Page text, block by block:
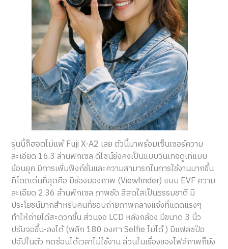
รุ่นนี้ก็ฮอตไม่แพ้ Fuji X-A2 เลย ตัวนี้มาพร้อมเซ็นเซอร์ความ
ละเอียด 16.3 ล้านพิกเซล ดีไซน์ยังคงเป็นแบบวินเทจดูเท่แบบ
ย้อนยุค มีการเพิ่มฟังก์ชั่นและความสามารถในการใช้งานมากขึ้น
ที่โดดเด่นที่สุดคือ มีช่องมองภาพ (Viewfinder) แบบ EVF ความ
ละเอียด 2.36 ล้านพิกเซล ภาพชัด สีสดใสเป็นธรรมชาติ มี
ประโยชน์มากสำหรับคนที่ชอบถ่ายภาพกลางแจ้งที่แดดแรงๆ
ทำให้ถ่ายได้สะดวกขึ้น ส่วนจอ LCD หลังกล้อง มีขนาด 3 นิ้ว
ปรับจอขึ้น-ลงได้ (พลิก 180 องศา Selfie ไม่ได้ ) มีแฟลซป๊อ
ปอัปในตัว กดซ่อนได้เวลาไม่ใช้งาน ส่วนในเรื่องของไฟล์ภาพก็ยัง